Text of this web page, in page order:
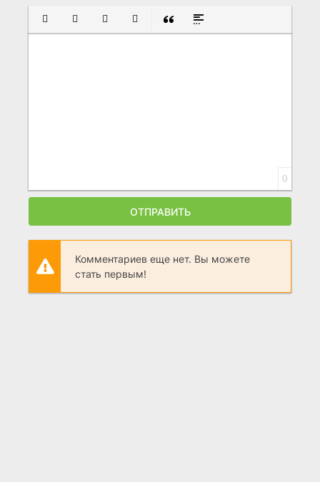
ПОЛУЖИРНЫЙ
КУРСИВПОДЧЕРКНУТЫЙ
ЗАЧЕРКНУТЫЙ
ВСТАВКА ЦИТАТЫ
ВСТАВКА СПОЙЛЕРА
0
ОТПРАВИТЬ
Комментариев еще нет. Вы можете
стать первым!